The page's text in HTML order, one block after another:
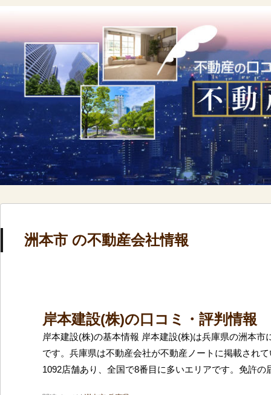
洲本市 の不動産会社情報
岸本建設(株)の口コミ・評判情報
岸本建設(株)の基本情報 岸本建設(株)は兵庫県の洲本市
です。兵庫県は不動産会社が不動産ノートに掲載され
1092店舗あり、全国で8番目に多いエリアです。免許の